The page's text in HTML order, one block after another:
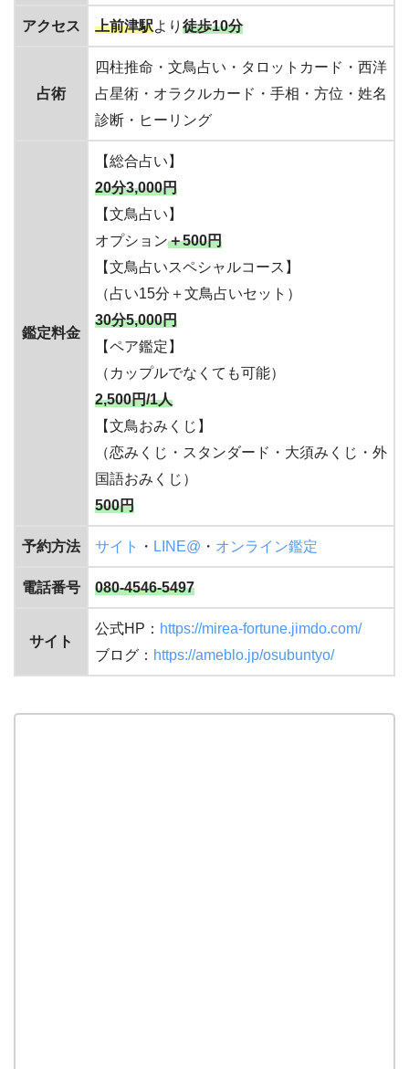
アクセス 上前津駅より 徒歩10分
占術
四柱推命・文鳥占い・タロットカード・西洋
占星術・オラクルカード・手相・方位・姓名
診断・ヒーリング
鑑定料金
【総合占い】
20分3,000円
【文鳥占い】
オプション＋500円
【文鳥占いスペシャルコース】
（占い15分＋文鳥占いセット）
30分5,000円
【ペア鑑定】
（カップルでなくても可能）
2,500円/1人
【文鳥おみくじ】
（恋みくじ・スタンダード・大須みくじ・外
国語おみくじ）
500円
予約方法 サイト ・ LINE@ ・ オンライン鑑定
電話番号 080-4546-5497
サイト
公式HP： https://mirea-fortune.jimdo.com/
ブログ： https://ameblo.jp/osubuntyo/